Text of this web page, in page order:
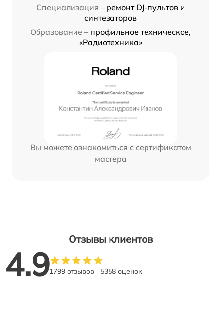
Специализация – ремонт DJ-пультов и
синтезаторов
Образование – профильное техническое,
«Радиотехника»
Вы можете ознакомиться с сертификатом
мастера
Отзывы клиентов
4.91799 отзывов 5358 оценок